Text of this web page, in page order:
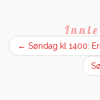
← Søndag kl 1400: